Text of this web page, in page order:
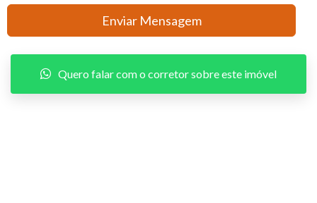
Quero falar com o corretor sobre este imóvel